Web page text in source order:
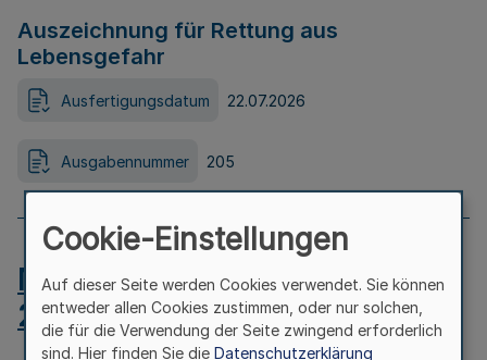
Auszeichnung für Rettung aus
Lebensgefahr
Ausfertigungsdatum 22.07.2026
Ausgabennummer 205
MB.NRW 2026 Nr. 204 vom
24.07.2026
Cookie-Einstellungen
Auf dieser Seite werden Cookies verwendet. Sie können
entweder allen Cookies zustimmen, oder nur solchen,
die für die Verwendung der Seite zwingend erforderlich
sind. Hier finden Sie die Datenschutzerklärung